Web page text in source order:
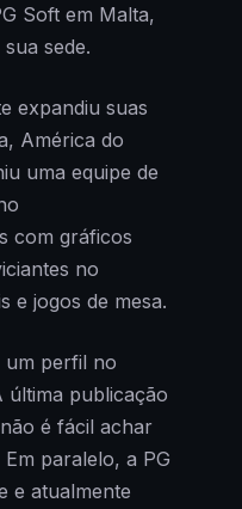
Soft em Malta,
sede.
expandiu suas
América do
uma equipe de
com gráficos
no
e jogos de mesa.
um perfil no
última publicação
é fácil achar
paralelo, a PG
e atualmente